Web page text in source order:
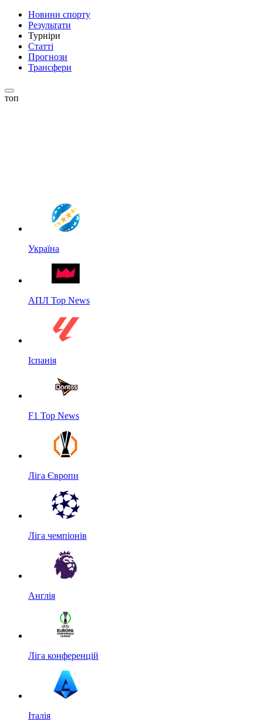
Новини спорту
Результати
Турніри
Статті
Прогнози
Трансфери
топ
Україна
АПЛ Top News
Іспанія
F1 Top News
Ліга Європи
Ліга чемпіонів
Англія
Ліга конференцій
Італія